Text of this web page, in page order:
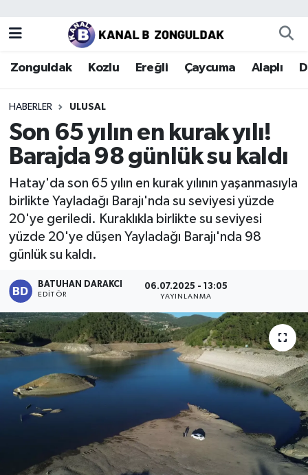
Zonguldak Kozlu Ereğli Çaycuma Alaplı
HABERLER ULUSAL
Son 65 yılın en kurak yılı!
Barajda 98 günlük su kaldı
Hatay'da son 65 yılın en kurak yılının yaşanmasıyla
birlikte Yayladağı Barajı'nda su seviyesi yüzde
20'ye geriledi. Kuraklıkla birlikte su seviyesi
yüzde 20'ye düşen Yayladağı Barajı'nda 98
günlük su kaldı.
BATUHAN DARAKCI
EDITÖR
06.07.2025 - 13:05
YAYINLANMA
Zonguldak
Kozlu
Ereğli
Çaycuma
Alaplı
Devrek
Gökçebey
Bartın
Karabük
Zonguldak Nöbetçi Eczaneler
Zonguldak Hava Durumu
Zonguldak Trafik Yoğunluk Haritası
Puan Durumu ve Fikstür
Tüm Manşetler
Son Dakika Haberleri
Haber Arşivi